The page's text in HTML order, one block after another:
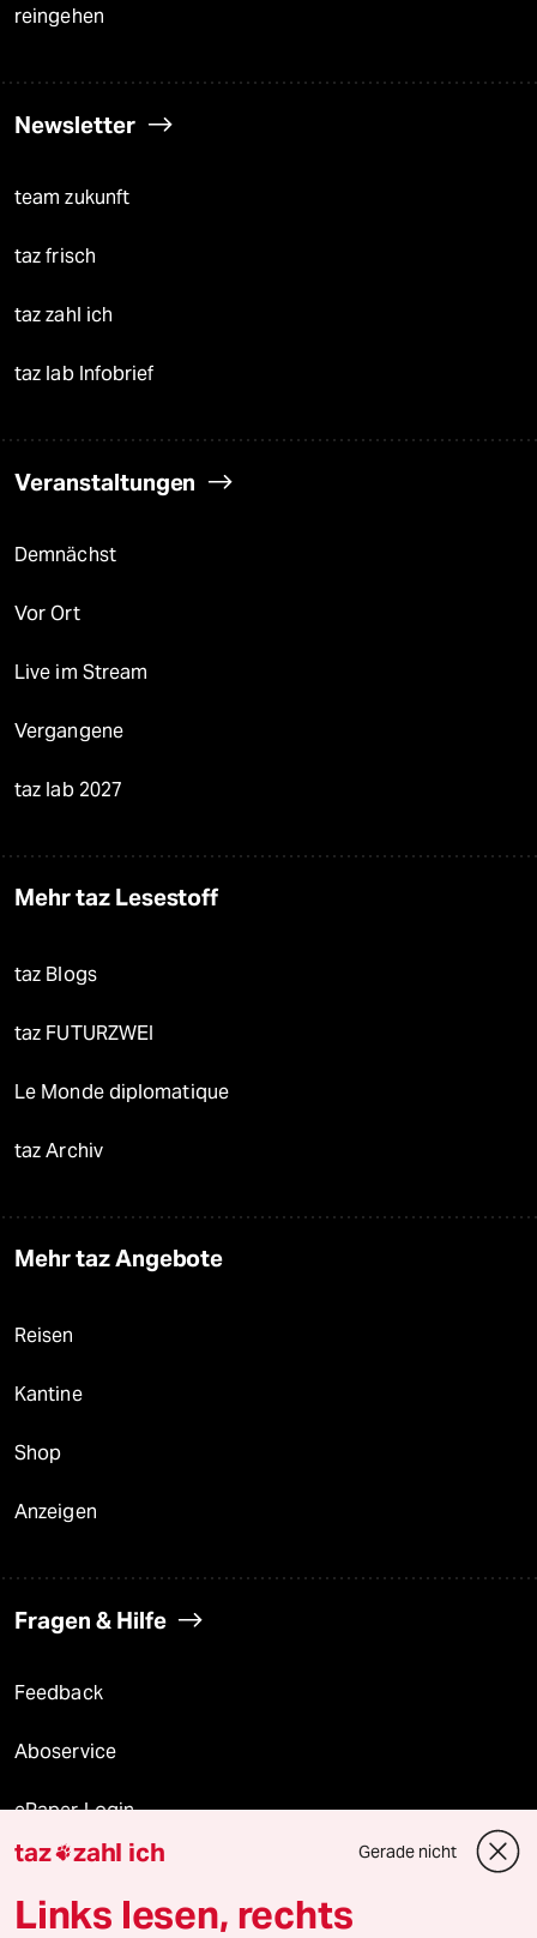
reingehen
Newsletter
team zukunft
taz frisch
taz zahl ich
taz lab Infobrief
Veranstaltungen
Demnächst
Vor Ort
Live im Stream
Vergangene
taz lab 2027
Mehr taz Lesestoff
taz Blogs
taz FUTURZWEI
Le Monde diplomatique
taz Archiv
Mehr taz Angebote
Reisen
Kantine
Shop
Anzeigen
Fragen & Hilfe
Feedback
Aboservice
ePaper Login
Downloads für Abonnierende
taz zahl ich Gerade nicht
Links lesen, rechts